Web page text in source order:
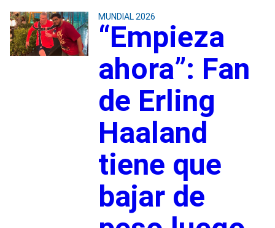
MUNDIAL 2026
“Empieza
ahora”: Fan
de Erling
Haaland
tiene que
bajar de